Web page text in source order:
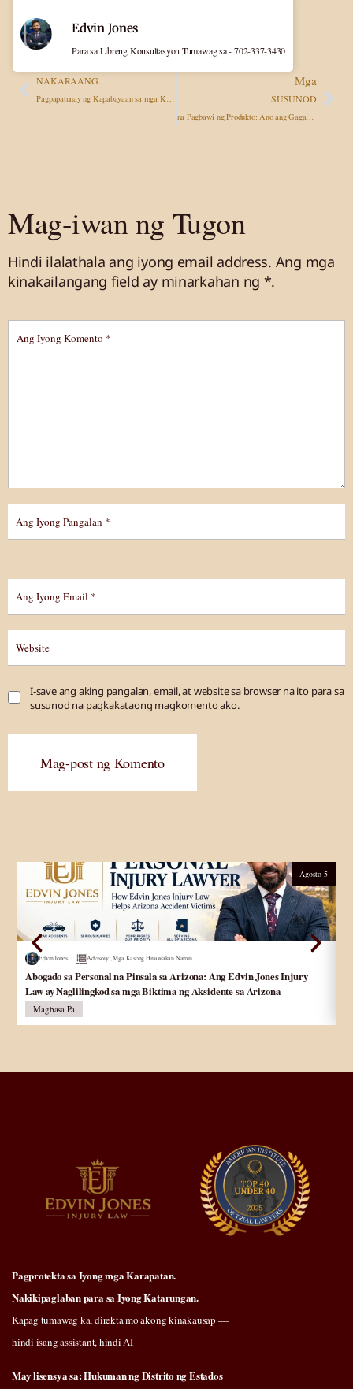
NAKARAANG Mga
SUSUNOD
Edvin Jones
Para sa Libreng Konsultasyon Tumawag sa - 702-337-3430
Mag-iwan ng Tugon
Hindi ilalathala ang iyong email address. Ang mga
kinakailangang field ay minarkahan ng *.
I-save ang aking pangalan, email, at website sa browser na ito para sa
susunod na pagkakataong magkomento ako.
Mag-post ng Komento
Agosto 5
Edvin Jones Advisory ,Mga Kasong Hinawakan Namin
Abogado sa Personal na Pinsala sa Arizona: Ang Edvin Jones Injury
Law ay Naglilingkod sa mga Biktima ng Aksidente sa Arizona
Magbasa Pa
Pagprotekta sa Iyong mga Karapatan.
Nakikipaglaban para sa Iyong Katarungan.
Kapag tumawag ka, direkta mo akong kinakausap —
hindi isang assistant, hindi AI
May lisensya sa: Hukuman ng Distrito ng Estados